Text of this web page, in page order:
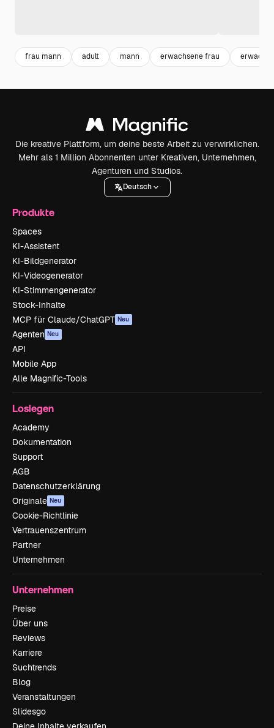
frau mann adult mann erwachsene frau
Die kreative Plattform, um deine beste Arbeit zu verwirklichen.
Mehr als 1 Million Abonnenten unter Kreativen, Unternehmen,
Agenturen und Studios.
Deutsch
Produkte
Spaces
KI-Assistent
KI-Bildgenerator
KI-Videogenerator
KI-Stimmengenerator
Stock-Inhalte
MCP für Claude/ChatGPT Neu
Agenten Neu
API
Mobile App
Alle Magnific-Tools
Loslegen
Academy
Dokumentation
Support
AGB
Datenschutzerklärung
Originale Neu
Cookie-Richtlinie
Vertrauenszentrum
Partner
Unternehmen
Unternehmen
Preise
Über uns
Reviews
Karriere
Suchtrends
Blog
Veranstaltungen
Slidesgo